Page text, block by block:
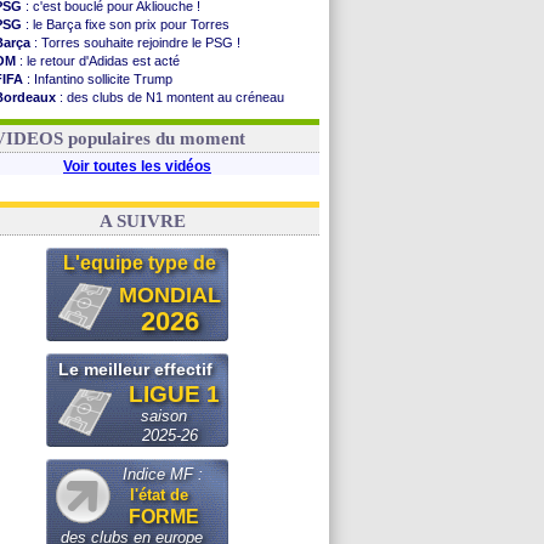
: c'est bouclé pour Akliouche !
: le Barça fixe son prix pour Torres
: Torres souhaite rejoindre le PSG !
: le retour d'Adidas est acté
: Infantino sollicite Trump
: des clubs de N1 montent au créneau
: le démenti de Leipzig pour Diomandé
populaires du moment
Voir toutes les vidéos
A SUIVRE
L'equipe type de
MONDIAL
2026
Le meilleur effectif
LIGUE 1
saison
2025-26
Indice MF :
l'état de
FORME
des clubs en europe